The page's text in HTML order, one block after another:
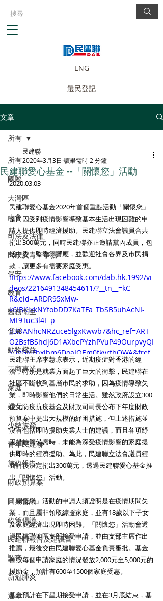
ENG
選民登記
文章
所有
國際
大灣區
兩會
司法及法律
民政及青年事務
保安
教育
醫務衛生
發展
動物權益
工商專業
家庭
婦女
少數族裔
青年民建聯
施政報告
財政預算案
圓桌會議
政策倡議
民建聯報告及建議書
調查
新冠肺炎
選舉
所有
民建聯愛心基金 --「關懷您」活動
民建聯
2020年3月3日 讀畢需時 2 分鐘
2020.03.03
民建聯愛心基金2020年首個重點活動「關懷您」
是向因受到疫情影響導致基本生活出現困難的申
請人提供即時經濟援助。民建聯立法會議員合共
捐出300萬元，同時民建聯亦正邀請黨內成員，包
括中委、監委等響應，並歡迎社會各界及市民捐
款，讓更多有需要家庭受惠。
https://www.facebook.com/dab.hk.1992/vi
deos/2216491348454611/?__tn__=kC-
R&eid=ARDR95xMw-
k6IBKlxkNYfobDD7KaTFa_TbSB5uhAcNI-
Mt9Tuc3l4F-p-
JJ3OANhcNRZuce5lgxKwwb7&hc_ref=ART
O2BsfBShdj6D1AXbePYzhPVuP49OurpvyQI
Y0gGNFhxjbm6DoaIOEm0fkyrfbQWA&fref
=nf&__xts__[0]=68.ARA4SAHzv3WFLBy7Wy
ObVTyWjiNI-cyZcnN0V0-
KNWyEuGmseSlXgOrGyE4zFj0OXCOCWYlO
UmrZkcE6PXokyckEqEgjGtnVKbgvT5woBq
wCYLCs9vFM-
pB3f7ZeExd7GJrHjS9zx2NiyXtcJp6epT8bSb
M9jspn2_A74nnYT_KyJ_psEp1iL-
yCdXxEjAuqMOEIGduAd3wVfhKlzNdrwwW
Rm-nDrRHtA7-
1ER3xf_WWXgweogWFQHicT9TcZIf9nw4jBY
Ftc81li83OA6-
uYrP0N9uEMiSAli1btiT36znPX1JtZ77LzZVn
PTRNtiYiH9d9ue97McAz36nrmiE_n5RC-
q1aScvo-
Eqnb2xSss3wxV3tWEK5nz_RvIXENmfI
民建聯主席李慧琼表示，近期疫症對香港的經
濟，特別是就業方面起了巨大的衝擊，民建聯在
社區不斷收到基層市民的求助，因為疫情導致失
業，即時影響他們的日常生活。雖然政府設立300
億元防疫抗疫基金及財政司司長公布下年度財政
預算案中提出大規模的紓困措施，但上述措施並
沒有包括即時援助失業人士的建議，而且各項紓
困措施籌備需時，未能為深受疫情影響的家庭提
供即時的經濟援助。為此，民建聯立法會議員經
商討後決定捐出300萬元，透過民建聯愛心基金推
出「關懷您」活動。
「關懷您」活動的申請人須證明是在疫情期間失
業，而且屬非領取綜援家庭，並有18歲以下子女
及家庭經濟出現即時困難。「關懷您」活動會透
過民建聯地區支部接受申請，並由支部主席作出
推薦，最後交由民建聯愛心基金負責審批。基金
會按每個申請家庭的情況發放2,000元至5,000元的
援助金，預計有600至1500個家庭受惠。
基金預計在下星期接受申請，並在3月底結束，基